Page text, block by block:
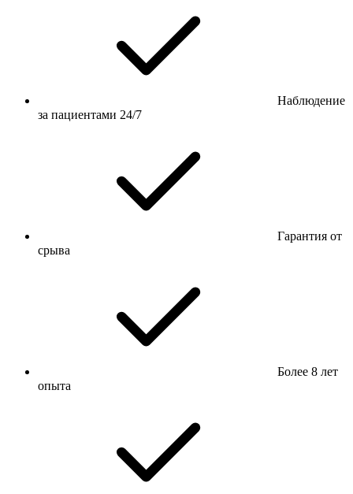
Наблюдение
за пациентами 24/7
Гарантия от
срыва
Более 8 лет
опыта